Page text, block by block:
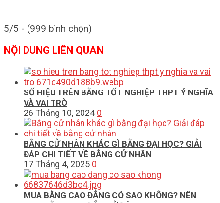
5/5 - (999 bình chọn)
NỘI DUNG LIÊN QUAN
SỐ HIỆU TRÊN BẰNG TỐT NGHIỆP THPT Ý NGHĨA
VÀ VAI TRÒ
26 Tháng 10, 2024 0
BẰNG CỬ NHÂN KHÁC GÌ BẰNG ĐẠI HỌC? GIẢI
ĐÁP CHI TIẾT VỀ BẰNG CỬ NHÂN
17 Tháng 4, 2025 0
MUA BẰNG CAO ĐẲNG CÓ SAO KHÔNG? NÊN